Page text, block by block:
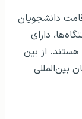
خوابگاه برای اقامت دانشجویان
دارای
از بین